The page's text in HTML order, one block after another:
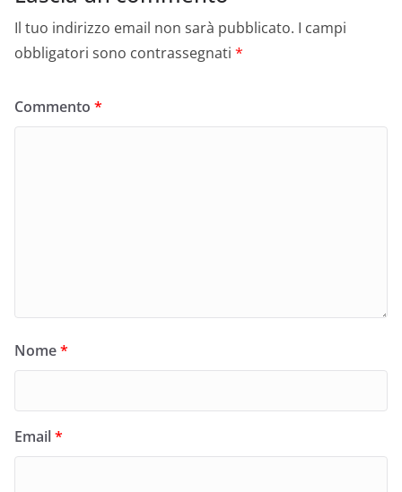
Il tuo indirizzo email non sarà pubblicato. I campi
obbligatori sono contrassegnati *
Commento *
Nome*
Email*